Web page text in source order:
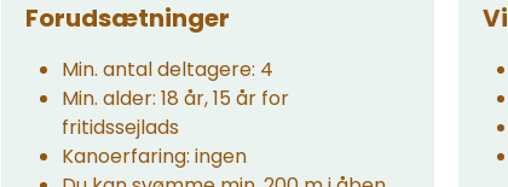
Forudsætninger
Min. antal deltagere: 4
Min. alder: 18 år, 15 år for
fritidssejlads
Kanoerfaring: ingen